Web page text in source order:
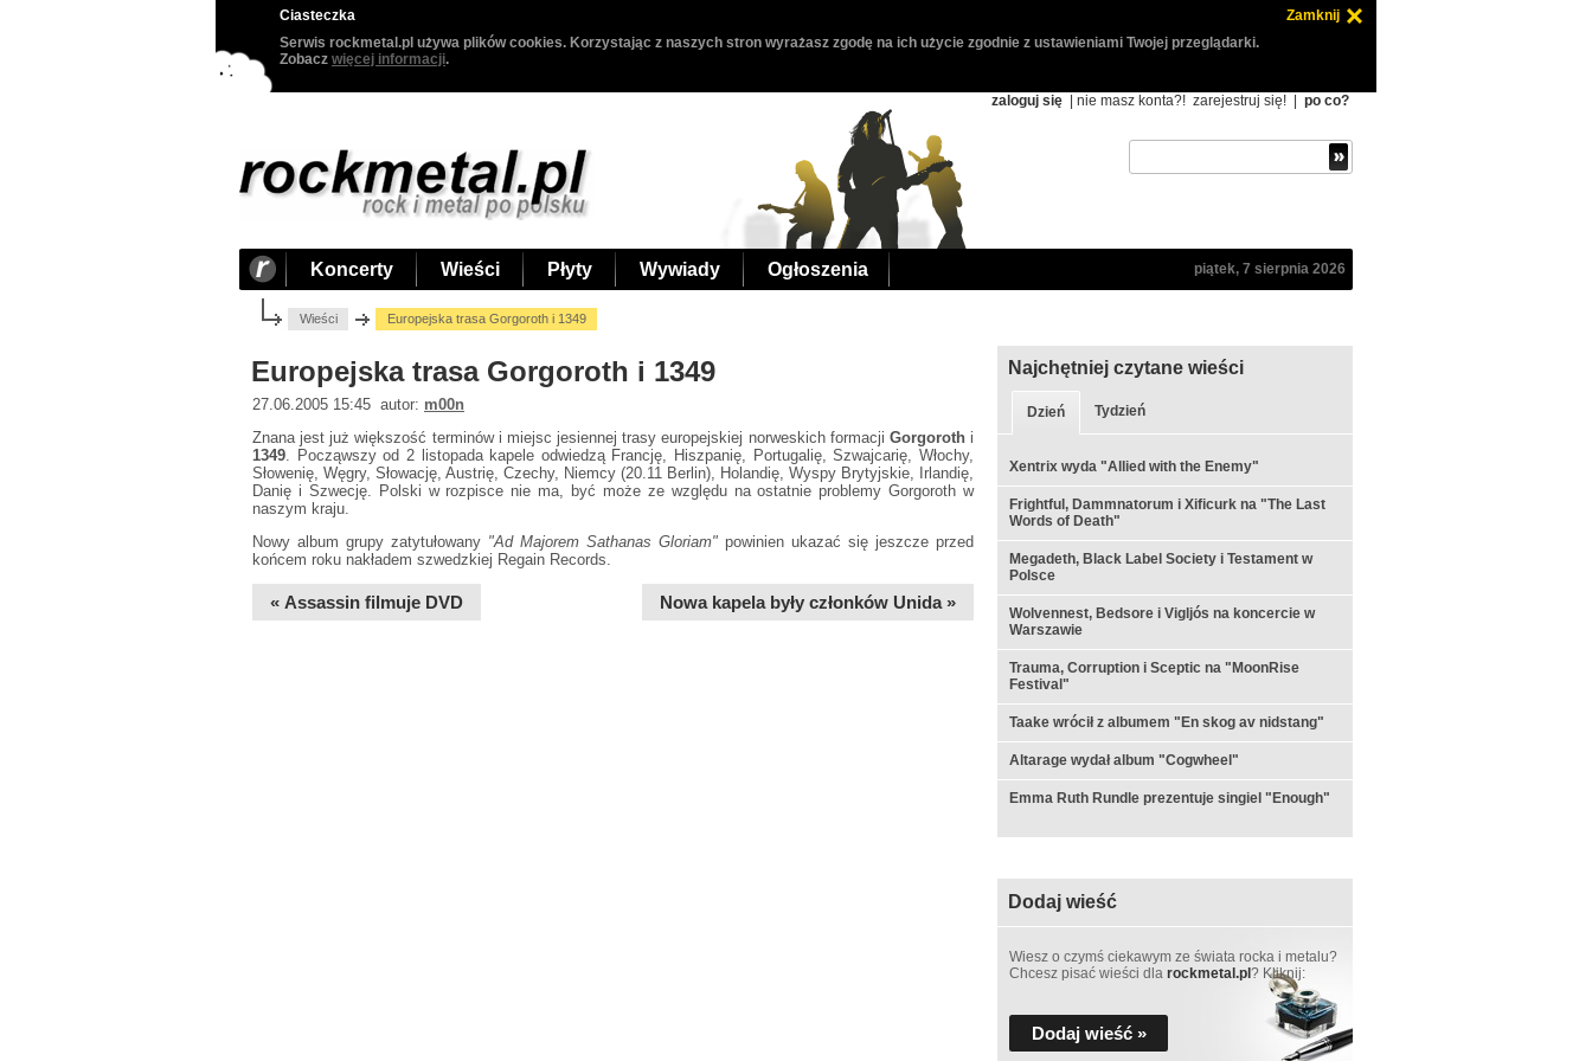
Ciasteczka
Zamknij
Serwis rockmetal.pl używa plików cookies. Korzystając z naszych stron wyrażasz zgodę na ich użycie zgodnie z ustawieniami Twojej przeglądarki.
Zobacz więcej informacji.
zaloguj się | nie masz konta?! zarejestruj się! po co?
Koncerty Wieści Płyty Wywiady Ogłoszenia piątek, 7 sierpnia 2026
Wieści Europejska trasa Gorgoroth i 1349
Europejska trasa Gorgoroth i 1349
27.06.2005 15:45 autor: m00n
Znana jest już większość terminów i miejsc jesiennej trasy europejskiej norweskich formacji Gorgorothi
1349 . Począwszy od 2 listopada kapele odwiedzą Francję, Hiszpanię, Portugalię, Szwajcarię, Włochy,
Słowenię, Węgry, Słowację, Austrię, Czechy, Niemcy (20.11 Berlin), Holandię, Wyspy Brytyjskie, Irlandię,
Danię i Szwecję. Polski w rozpisce nie ma, być może ze względu na ostatnie problemy Gorgoroth w
naszym kraju.
Nowy album grupy zatytułowany "Ad Majorem Sathanas Gloriam" powinien ukazać się jeszcze przed
końcem roku nakładem szwedzkiej Regain Records.
« Assassin filmuje DVD Nowa kapela były członków Unida »
Najchętniej czytane wieści
Dzień Tydzień
Xentrix wyda "Allied with the Enemy"
Frightful, Dammnatorum i Xificurk na "The Last
Words of Death"
Megadeth, Black Label Society i Testament w
Polsce
Wolvennest, Bedsore i Vigljós na koncercie w
Warszawie
Trauma, Corruption i Sceptic na "MoonRise
Festival"
Taake wrócił z albumem "En skog av nidstang"
Altarage wydał album "Cogwheel"
Emma Ruth Rundle prezentuje singiel "Enough"
Dodaj wieść
Wiesz o czymś ciekawym ze świata rocka i metalu?
Chcesz pisać wieści dla rockmetal.pl ? Kliknij:
Dodaj wieść »